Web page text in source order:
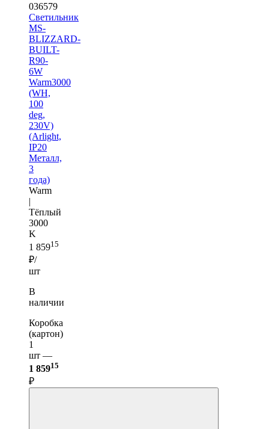
036579
Светильник
MS-
BLIZZARD-
BUILT-
R90-
6W
Warm3000
(WH,
100
deg,
230V)
(Arlight,
IP20
Металл,
3
года)
Warm
|
Тёплый
3000
K
1 85915
₽/
шт
В
наличии
Коробка
(картон)
1
шт —
1 85915
₽